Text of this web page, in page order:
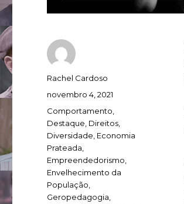
Autor
Rachel Cardoso
Publicado
novembro 4, 2021
Categorias
Comportamento
Destaque Direitos
Diversidade Economia
Prateada
Empreendedorismo
Envelhecimento da
População
Geropedagogia